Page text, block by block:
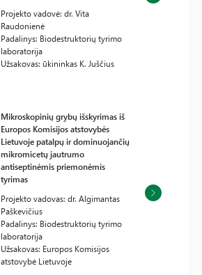
Projekto vadovė: dr. Vita
Raudonienė
Padalinys: Biodestruktorių tyrimo
laboratorija
Užsakovas: ūkininkas K. Juščius
Mikroskopinių grybų išskyrimas iš
Europos Komisijos atstovybės
Lietuvoje patalpų ir dominuojančių
mikromicetų jautrumo
antiseptinėmis priemonėmis
tyrimas
Projekto vadovas: dr. Algimantas
Paškevičius
Padalinys: Biodestruktorių tyrimo
laboratorija
Užsakovas: Europos Komisijos
atstovybė Lietuvoje